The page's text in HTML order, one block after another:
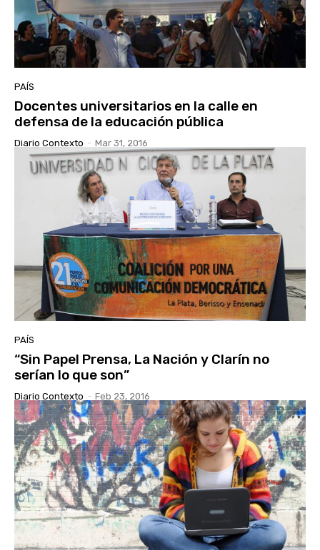
PAÍS
Docentes universitarios en la calle en
defensa de la educación pública
Diario Contexto - Mar 31, 2016
PAÍS
“Sin Papel Prensa, La Nación y Clarín no
serían lo que son”
Diario Contexto - Feb 23, 2016